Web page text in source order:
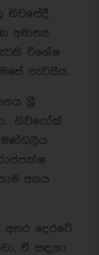
නිවසේදී
අමාත්‍ය
විශේෂ
පැවසීය.
ශ්‍රී
නිව්යෝක්
මණ්ඩලීය
අගය
දෙරටේ
ඒ සඳහා